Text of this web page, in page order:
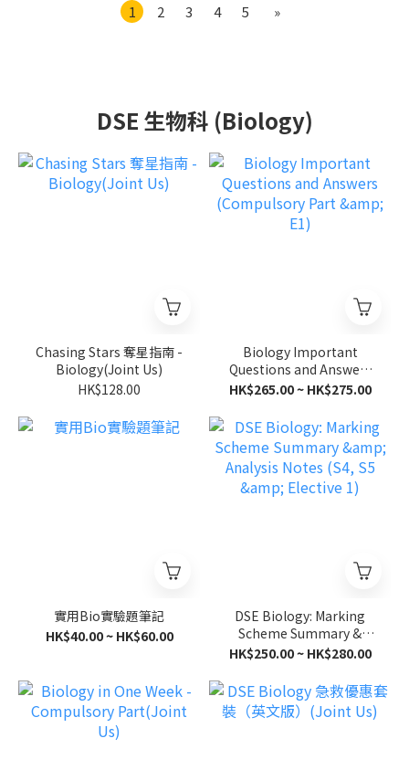
1 2 3 4 5 »
DSE 生物科 (Biology)
Chasing Stars 奪星指南 -
Biology(Joint Us)
HK$128.00
Biology Important
Questions and Answers
(Compulsory Part & E1)
HK$265.00 ~ HK$275.00
實用Bio實驗題筆記
HK$40.00 ~ HK$60.00
DSE Biology: Marking
Scheme Summary &
Analysis Notes (S4, S5 &
HK$250.00 ~ HK$280.00